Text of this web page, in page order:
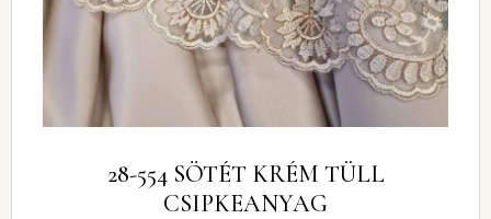
28-554 SÖTÉT KRÉM TÜLL
CSIPKEANYAG